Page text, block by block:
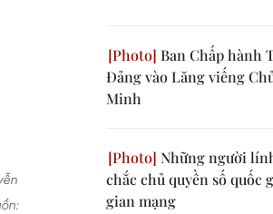
Ban Chấp hành
Đảng vào Lăng viếng
Minh
Những người
chắc chủ quyền số quốc
gian mạng